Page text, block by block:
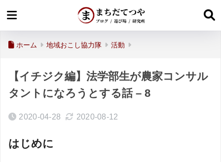
ホーム 地域おこし協力隊 活動
【イチジク編】法学部生が農家コンサル
タントになろうとする話 – 8
2020-04-28 2020-08-12
はじめに